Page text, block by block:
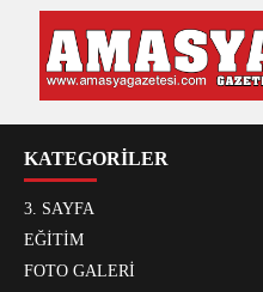
KATEGORİLER
3. SAYFA
EĞİTİM
FOTO GALERİ